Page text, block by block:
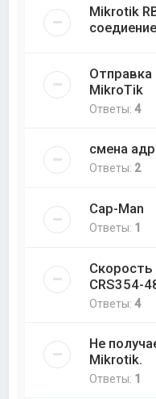
Mikrotik
MikroTik
Ответы:4
смена
Ответы: 2
Cap-Man
Ответы: 1
CRS354-
Ответы:4
Не
Mikrotik.
Ответы: 1